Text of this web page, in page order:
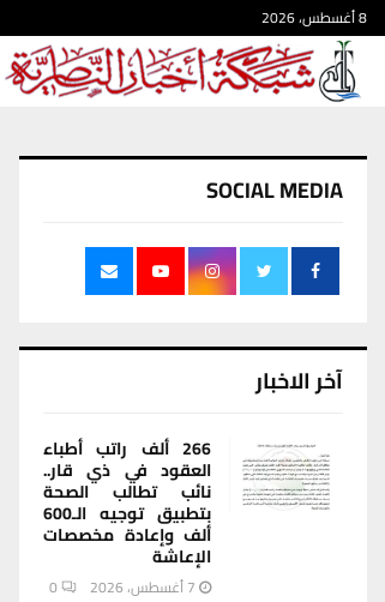
8 أغسطس، 2026
SOCIAL MEDIA
آخر الاخبار
266 ألف راتب أطباء
العقود في ذي قار..
نائب تطالب الصحة
بتطبيق توجيه الـ600
ألف وإعادة مخصصات
الإعاشة
7 أغسطس، 2026 0